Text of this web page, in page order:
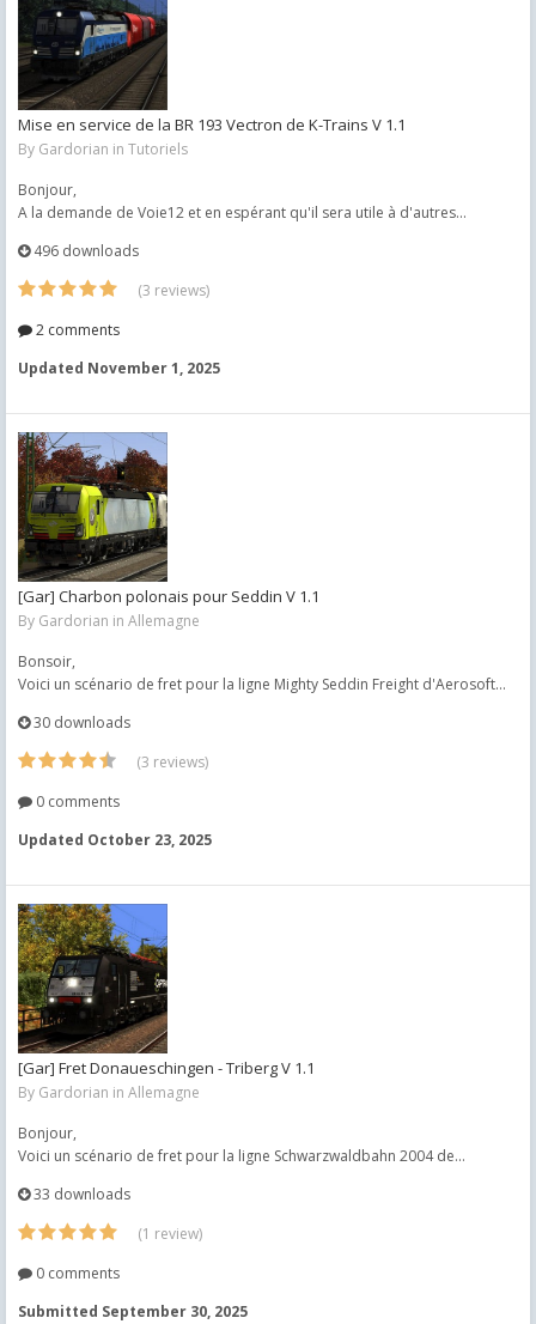
Mise en service de la BR 193 Vectron de K-Trains V 1.1
By Gardorian in Tutoriels
Bonjour,
A la demande de Voie12 et en espérant qu'il sera utile à d'autres...
496 downloads
(3 reviews)
2 comments
Updated November 1, 2025
[Gar] Charbon polonais pour Seddin V 1.1
By Gardorian in Allemagne
Bonsoir,
Voici un scénario de fret pour la ligne Mighty Seddin Freight d'Aerosoft...
30 downloads
(3 reviews)
0 comments
Updated October 23, 2025
[Gar] Fret Donaueschingen - Triberg V 1.1
By Gardorian in Allemagne
Bonjour,
Voici un scénario de fret pour la ligne Schwarzwaldbahn 2004 de...
33 downloads
(1 review)
0 comments
Submitted September 30, 2025